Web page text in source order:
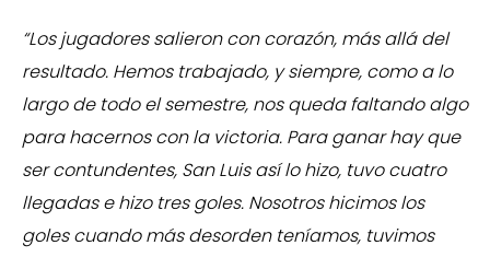
“Los jugadores salieron con corazón, más allá del
resultado. Hemos trabajado, y siempre, como a lo
largo de todo el semestre, nos queda faltando algo
para hacernos con la victoria. Para ganar hay que
ser contundentes, San Luis así lo hizo, tuvo cuatro
llegadas e hizo tres goles. Nosotros hicimos los
goles cuando más desorden teníamos, tuvimos